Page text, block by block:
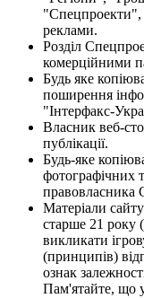
"Спецпроекти",
реклами.
Розділ
комерційними
Будь яке
поширення
"Інтерфакс-
Власник веб-
публікації.
Будь-яке
фотографічних
правовласника
Матеріали
старше 21 року
викликати
(принципів)
ознак
Пам'ятайте, що